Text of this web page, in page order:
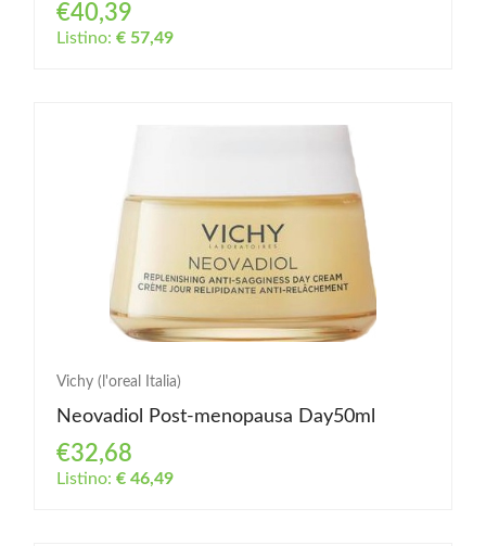
€40,39
Listino: € 57,49
Vichy (l'oreal Italia)
Neovadiol Post-menopausa Day50ml
€32,68
Listino: € 46,49